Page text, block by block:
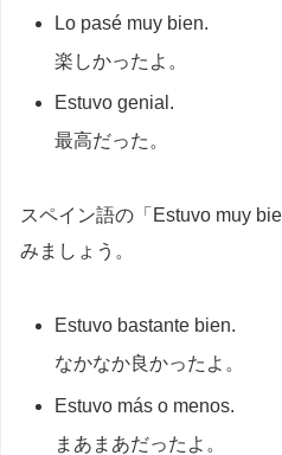
Lo pasé muy bien.
楽しかったよ。
Estuvo genial.
最高だった。
スペイン語の「Estuvo muy
みましょう。
Estuvo bastante bien.
なかなか良かったよ。
Estuvo más o menos.
まあまあだったよ。